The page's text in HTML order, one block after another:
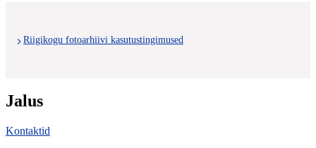
Riigikogu fotoarhiivi kasutustingimused
Jalus
Kontaktid